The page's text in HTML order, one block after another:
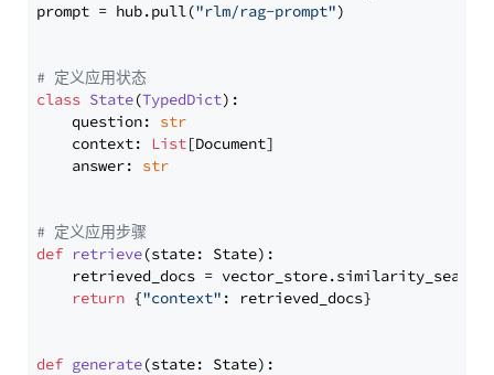
prompt = hub.pull("rlm/rag-prompt")
# 定义应用状态
class State(TypedDict):
    question:
str
    context:
List[Document]
    answer:
str
# 定义应用步骤
def retrieve(state: State):
retrieved_docs =
return {"context" : retrieved_docs}
def generate(state: State):